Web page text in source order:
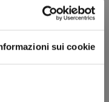
sui cookie
SHELL